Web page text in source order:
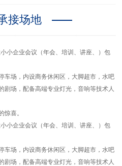
接场地
小企业会议（年会、培训、讲座、）包
车场，内设商务休闲区，大脚超市，水吧
剧场，配备高端专业灯光，音响等技术人
惊喜。
小企业会议（年会、培训、讲座、）包
车场，内设商务休闲区，大脚超市，水吧
剧场，配备高端专业灯光，音响等技术人